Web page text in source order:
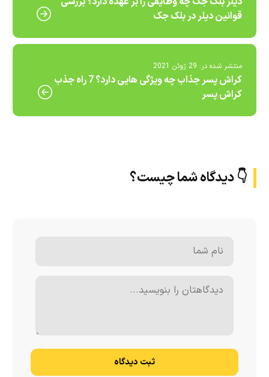
قوانین دیلر در بلک جک
منتشر شده در: 29 ژوئن 2021
کراش پسر جذاب چه ویژگی هایی دارد؟ 7 راه جذب
کراش پسر
👇 دیدگاه شما چیست؟
ثبت دیدگاه